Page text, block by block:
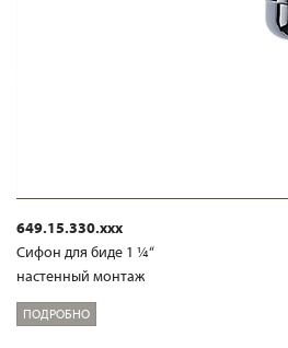
649.15.330.xxx
Сифон для биде 1 ¼“
настенный монтаж
ПОДРОБНО